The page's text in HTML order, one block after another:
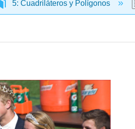
5: Cuadriláteros y Polígonos